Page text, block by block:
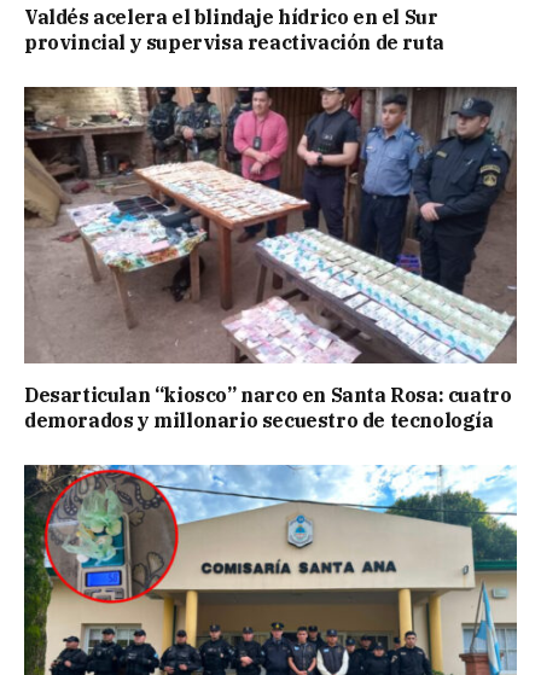
Valdés acelera el blindaje hídrico en el Sur
provincial y supervisa reactivación de ruta
Desarticulan “kiosco” narco en Santa Rosa: cuatro
demorados y millonario secuestro de tecnología